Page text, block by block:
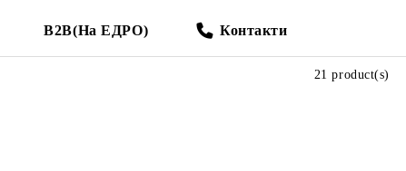
B2B(На ЕДРО) Контакти
21 product(s)